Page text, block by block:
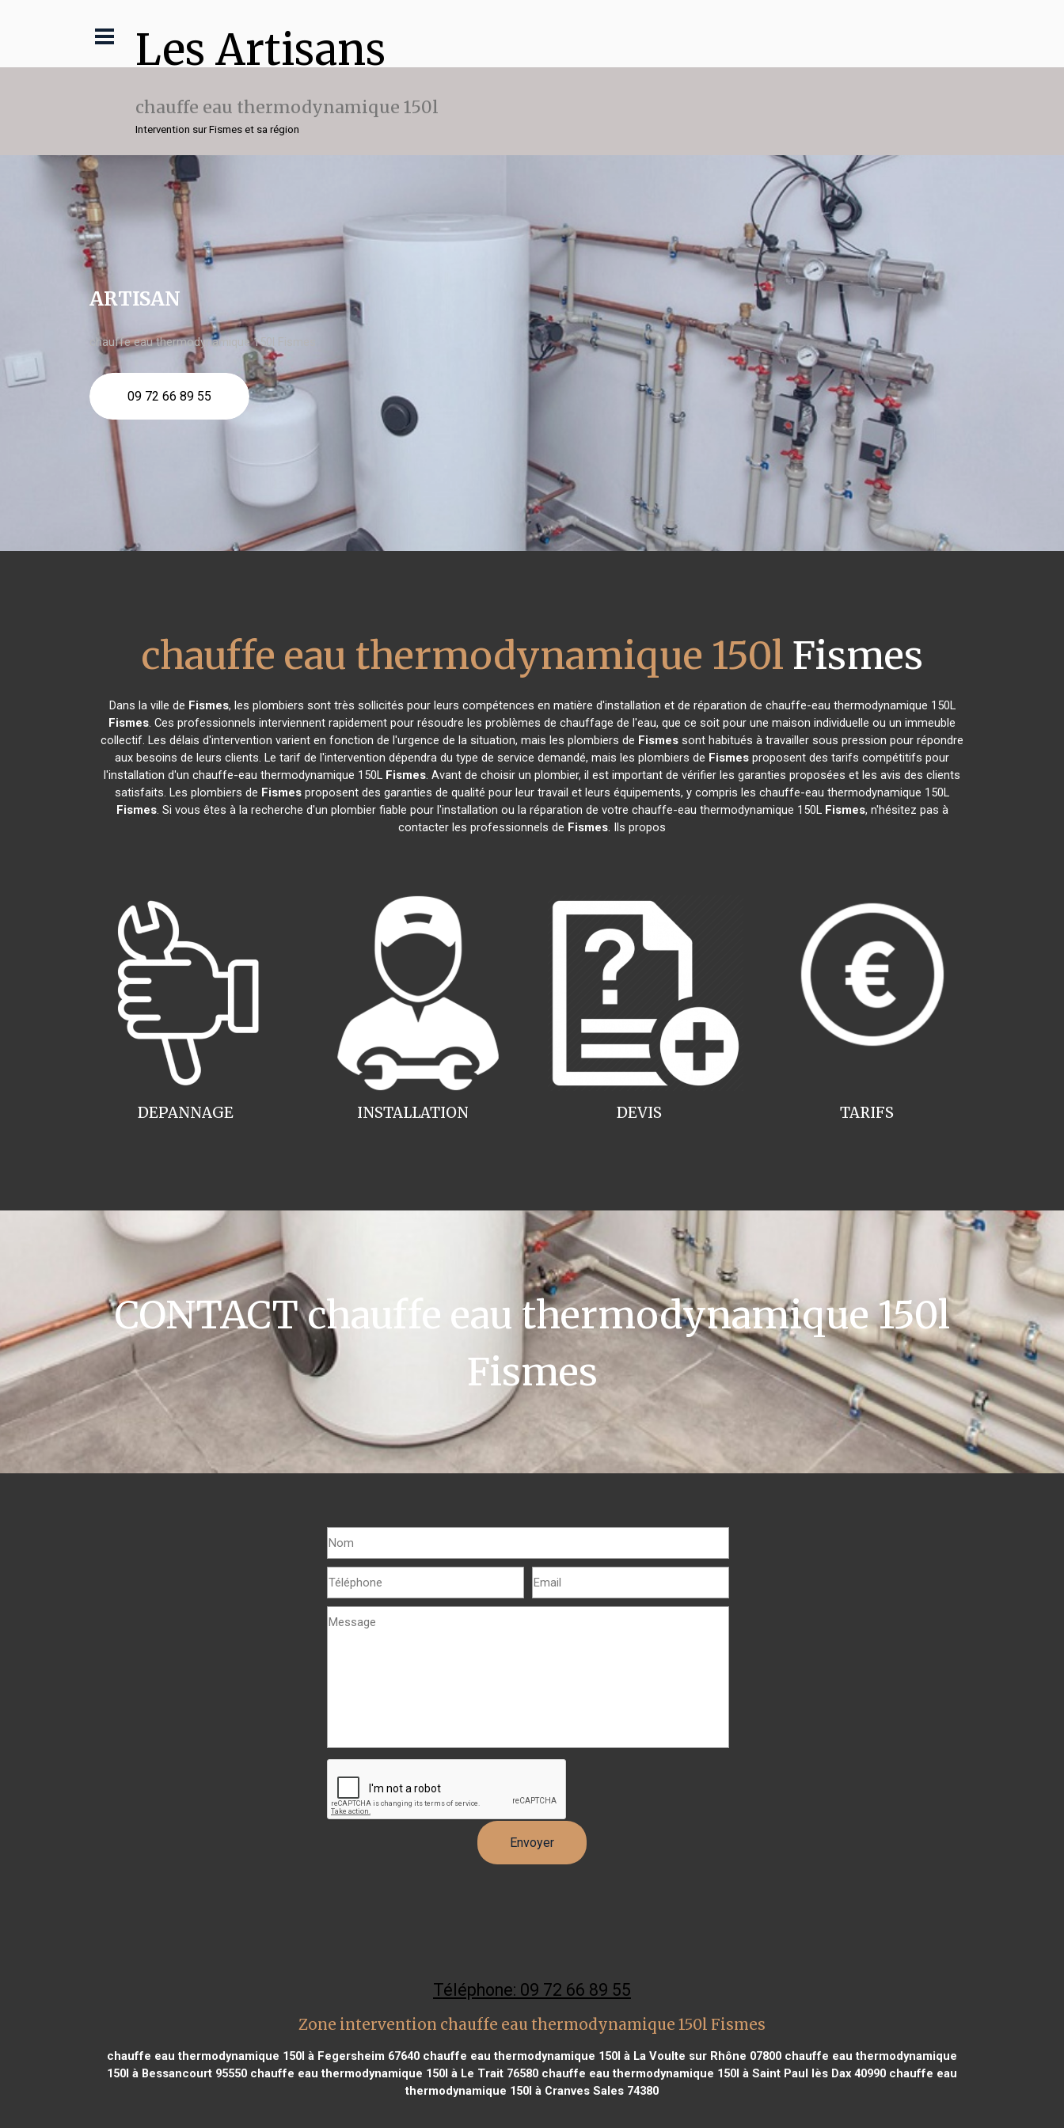
Les Artisans
chauffe eau thermodynamique 150l
Intervention sur Fismes et sa région
ARTISAN
chauffe eau thermodynamique 150l Fismes
09 72 66 89 55
chauffe eau thermodynamique 150l Fismes
Dans la ville de Fismes, les plombiers sont très sollicités pour leurs compétences en matière d'installation et de réparation de chauffe-eau thermodynamique 150L
Fismes. Ces professionnels interviennent rapidement pour résoudre les problèmes de chauffage de l'eau, que ce soit pour une maison individuelle ou un immeuble
collectif. Les délais d'intervention varient en fonction de l'urgence de la situation, mais les plombiers de Fismes sont habitués à travailler sous pression pour répondre
aux besoins de leurs clients. Le tarif de l'intervention dépendra du type de service demandé, mais les plombiers de Fismes proposent des tarifs compétitifs pour
l'installation d'un chauffe-eau thermodynamique 150L Fismes. Avant de choisir un plombier, il est important de vérifier les garanties proposées et les avis des clients
satisfaits. Les plombiers de Fismes proposent des garanties de qualité pour leur travail et leurs équipements, y compris les chauffe-eau thermodynamique 150L
Fismes. Si vous êtes à la recherche d'un plombier fiable pour l'installation ou la réparation de votre chauffe-eau thermodynamique 150L Fismes, n'hésitez pas à
contacter les professionnels de Fismes. Ils propos
INSTALLATION
DEPANNAGE TARIFS
DEVIS
CONTACT chauffe eau thermodynamique 150l
Fismes
Téléphone: 09 72 66 89 55
Zone intervention chauffe eau thermodynamique 150l Fismes
chauffe eau thermodynamique 150l à Fegersheim 67640 chauffe eau thermodynamique 150l à La Voulte sur Rhône 07800 chauffe eau thermodynamique
150l à Bessancourt 95550 chauffe eau thermodynamique 150l à Le Trait 76580 chauffe eau thermodynamique 150l à Saint Paul lès Dax 40990 chauffe eau
thermodynamique 150l à Cranves Sales 74380